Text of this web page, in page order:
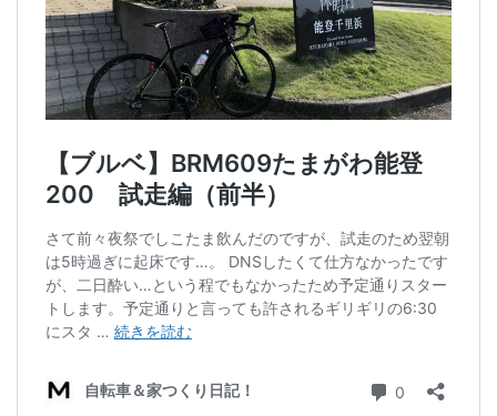
ディスクブレーキ
Di2関連
ブルべレポート2025
ブルべレポート2024
ブルべレポート2023